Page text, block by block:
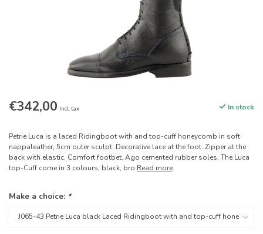
€342,00 Incl. tax In stock
Petrie Luca is a laced Ridingboot with and top-cuff honeycomb in soft
nappaleather, 5cm outer sculpt. Decorative lace at the foot. Zipper at the
back with elastic. Comfort footbet, Ago cemented rubber soles. The Luca
top-Cuff come in 3 colours; black, bro Read more.
Make a choice: *